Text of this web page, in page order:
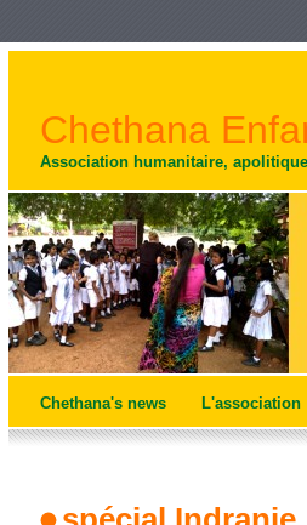
Chethana
Association humanitaire,
Chethana's news L'association